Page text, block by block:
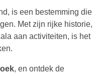
is een bestemming die
Met zijn rijke historie,
aan activiteiten, is het
, en ontdek de